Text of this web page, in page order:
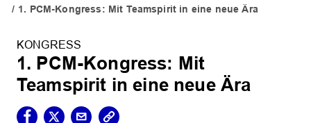
1. PCM-Kongress: Mit Teamspirit in eine neue Ära
KONGRESS
1. PCM-Kongress: Mit
Teamspirit in eine neue Ära